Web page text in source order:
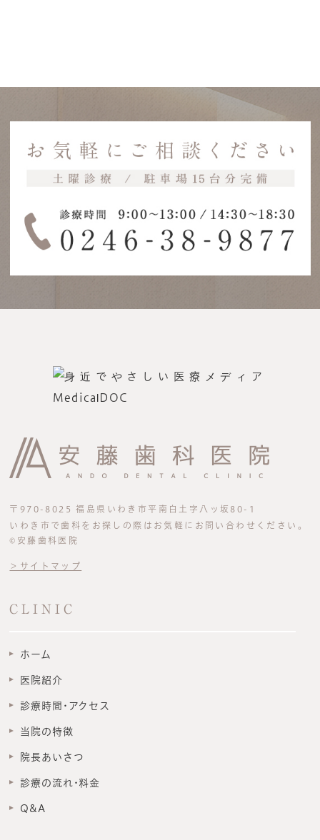
〒970-8025 福島県いわき市平南白土字八ッ坂80-1
いわき市で歯科をお探しの際はお気軽にお問い合わせください。
©安藤歯科医院
＞サイトマップ
CLINIC
ホーム
医院紹介
診療時間･アクセス
当院の特徴
院長あいさつ
診療の流れ･料金
Q&A